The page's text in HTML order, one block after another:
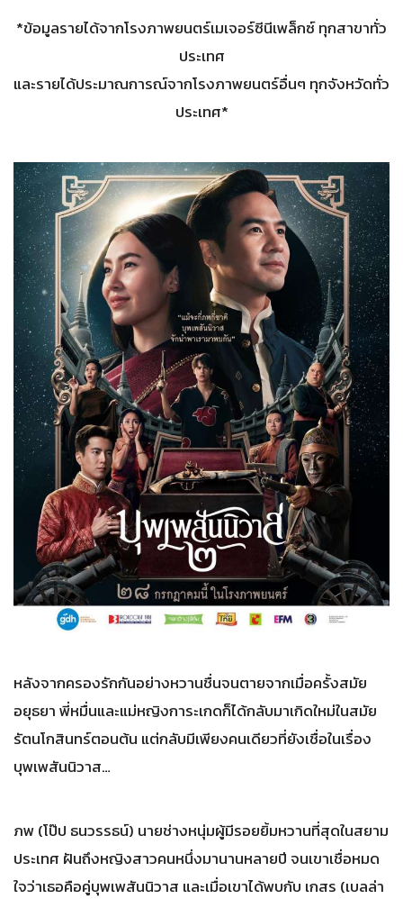
*ข้อมูลรายได้จากโรงภาพยนตร์เมเจอร์ซีนีเพล็กซ์ ทุกสาขาทั่ว
ประเทศ
และรายได้ประมาณการณ์จากโรงภาพยนตร์อื่นๆ ทุกจังหวัดทั่ว
ประเทศ*
หลังจากครองรักกันอย่างหวานชื่นจนตายจากเมื่อครั้งสมัย
อยุธยา พี่หมื่นและแม่หญิงการะเกดก็ได้กลับมาเกิดใหม่ในสมัย
รัตนโกสินทร์ตอนต้น แต่กลับมีเพียงคนเดียวที่ยังเชื่อในเรื่อง
บุพเพสันนิวาส…
ภพ (โป๊ป ธนวรรธน์) นายช่างหนุ่มผู้มีรอยยิ้มหวานที่สุดในสยาม
ประเทศ ฝันถึงหญิงสาวคนหนึ่งมานานหลายปี จนเขาเชื่อหมด
ใจว่าเธอคือคู่บุพเพสันนิวาส และเมื่อเขาได้พบกับ เกสร (เบลล่า